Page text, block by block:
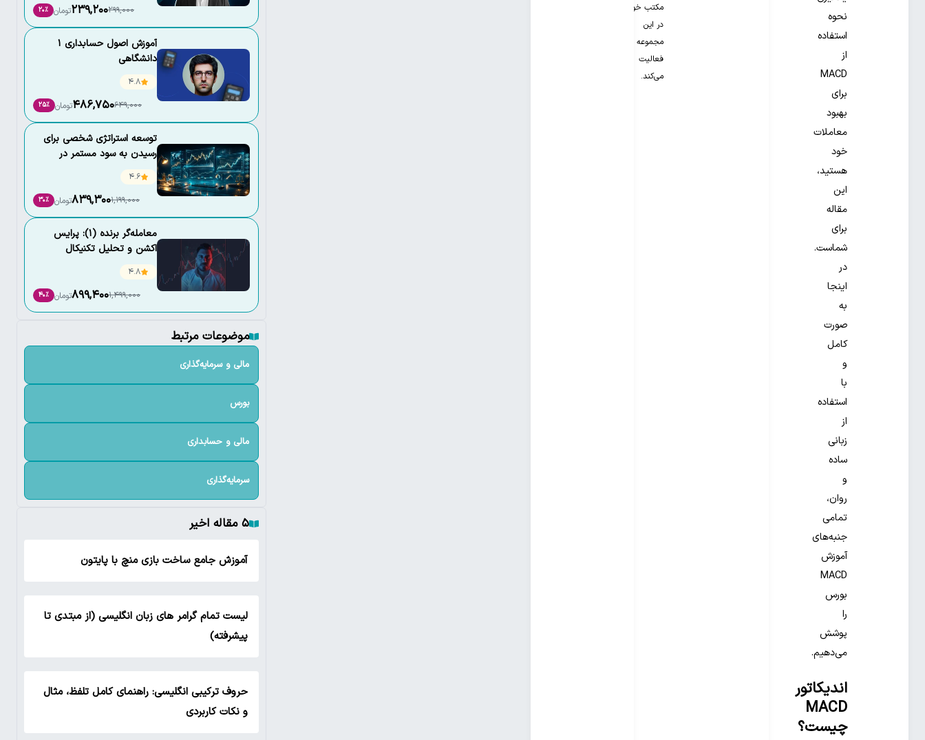
نحوه
استفاده
از
MACD
برای
بهبود
معاملات
خود
هستید،
این
مقاله
برای
شماست.
در
اینجا
به
صورت
کامل
و
با
استفاده
از
زبانی
ساده
و
روان،
تمامی
جنبه‌های
آموزش
MACD
بورس
را
پوشش
می‌دهیم.
اندیکاتور
MACD
چیست؟
مکتب خونه
در این
مجموعه
فعالیت
می‌کند.
299,000
239,200تومان 20٪
آموزش اصول حسابداری 1
دانشگاهی
4.8
649,000
486,750تومان 25٪
توسعه استراتژی شخصی برای
رسیدن به سود مستمر در
4.6
1,199,000
839,300تومان 30٪
معامله‌گر برنده (1): پرایس
اکشن و تحلیل تکنیکال
4.8
1,499,000
899,400تومان 40٪
موضوعات مرتبط
مالی و سرمایه‌گذاری
بورس
مالی و حسابداری
سرمایه‌گذاری
۵ مقاله اخیر
آموزش جامع ساخت بازی منچ با پایتون
لیست تمام گرامر های زبان انگلیسی (از مبتدی تا
پیشرفته)
حروف ترکیبی انگلیسی: راهنمای کامل تلفظ، مثال
و نکات کاربردی